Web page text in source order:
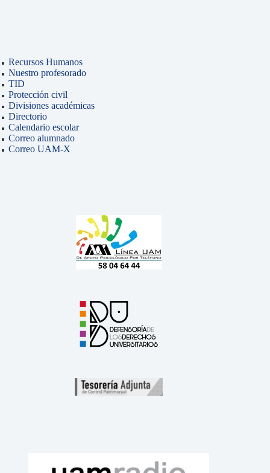
Recursos Humanos
Nuestro profesorado
TID
Protección civil
Divisiones académicas
Directorio
Calendario escolar
Correo alumnado
Correo UAM-X